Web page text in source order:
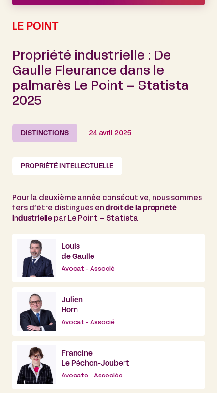
LE POINT
Propriété industrielle : De
Gaulle Fleurance dans le
palmarès Le Point – Statista
2025
DISTINCTIONS 24 avril 2025
PROPRIÉTÉ INTELLECTUELLE
Pour la deuxième année consécutive, nous sommes
fiers d’être distingués en droit de la propriété
industrielle par Le Point – Statista.
Louis
de Gaulle
Avocat - Associé
Julien
Horn
Avocat - Associé
Francine
Le Péchon-Joubert
Avocate - Associée